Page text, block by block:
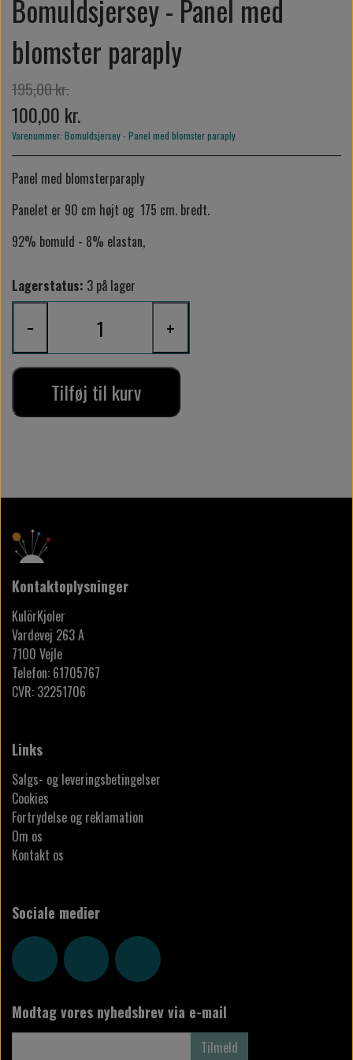
Bomuldsjersey - Panel med
blomster paraply
195,00 kr.
100,00 kr.
Varenummer: Bomuldsjersey - Panel med blomster paraply
Panel med blomsterparaply
Panelet er 90 cm højt og 175 cm. bredt.
92% bomuld - 8% elastan,
Lagerstatus: 3 på lager
− +
Tilføj til kurv
Kontaktoplysninger
KulörKjoler
Vardevej 263 A
7100 Vejle
Telefon: 61705767
CVR: 32251706
Links
Salgs- og leveringsbetingelser
Cookies
Fortrydelse og reklamation
Om os
Kontakt os
Sociale medier
Modtag vores nyhedsbrev via e-mail
Tilmeld